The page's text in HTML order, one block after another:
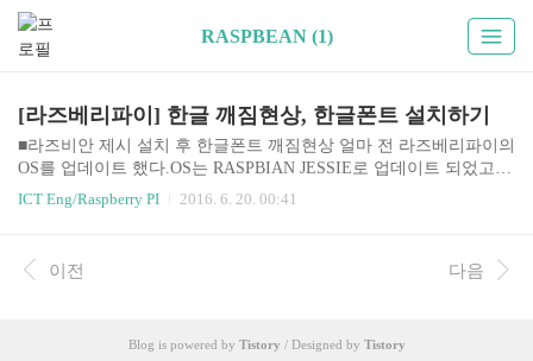
RASPBEAN (1)
[라즈베리파이] 한글 깨짐현상, 한글폰트 설치하기
■라즈비안 제시 설치 후 한글폰트 깨짐현상 얼마 전 라즈베리파이의
OS를 업데이트 했다.OS는 RASPBIAN JESSIE로 업데이트 되었고,
아래 링크를 따라들어가서 설치하면 된다.설치 방법은 본 블로그의
라즈베리파이 카테고리 두번째 운영체제 설치하기 포스팅 글을 따
i.org/downloads/raspbian/ 운영체제를 깔고나서, 인터넷에 접속해봤더
니 네이버 메인페이지가 네모로 가득차는 현상이 발생했다. 한글이
명령어 한줄 치고, sudo apt-get install tt..
ICT Eng/Raspberry PI 2016. 6. 20. 00:41
이전 다음
Blog is powered by Tistory / Designed by Tistory